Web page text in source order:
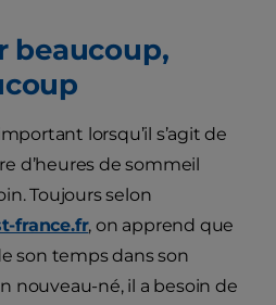
beaucoup,
lorsqu’il s’agit de
d’heures de sommeil
Toujours selon
france.fr, on apprend que
son temps dans son
nouveau-né, il a besoin de